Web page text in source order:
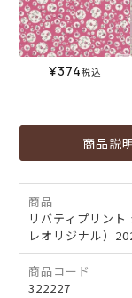
¥374税込
商品説
商品
リバティプリン
レオリジナル）
商品コード
322227